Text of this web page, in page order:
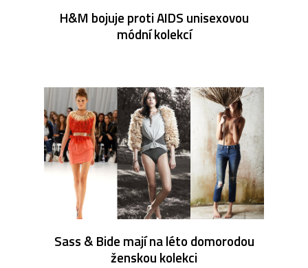
H&M bojuje proti AIDS unisexovou
módní kolekcí
Sass & Bide mají na léto domorodou
ženskou kolekci